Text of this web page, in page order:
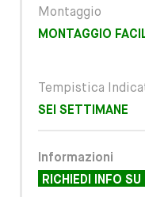
Montaggio
MONTAGGIO
Tempistica
SEI SETTIMANE
Informazioni
RICHIEDI INFO